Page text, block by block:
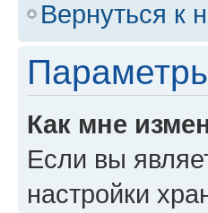
Вернуться к
Как мне
Если вы
настройки